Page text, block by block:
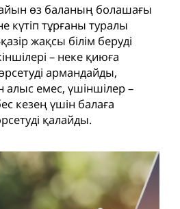
өз баланың болашағы
күтіп тұрғаны туралы
жақсы білім беруді
– неке қиюға
армандайды,
алыс емес, үшіншілер –
кезең үшін балаға
қалайды.